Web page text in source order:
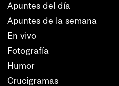
Apuntes del día
Apuntes de la semana
En vivo
Fotografía
Humor
Crucigramas